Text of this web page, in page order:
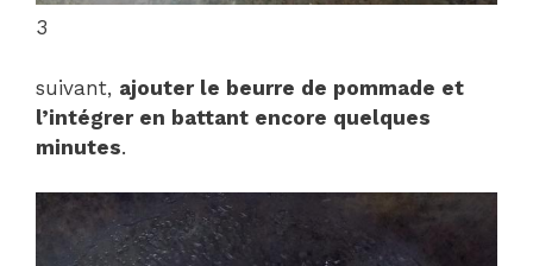
3
suivant, ajouter le beurre de pommade et
l’intégrer en battant encore quelques
minutes.